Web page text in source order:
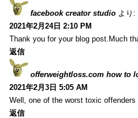
facebook creator studio より:
2021年2月24日 2:10 PM
Thank you for your blog post.Much
返信
offerweightloss.com how to
2021年2月3日 5:05 AM
Well, one of the worst toxic offenders
返信